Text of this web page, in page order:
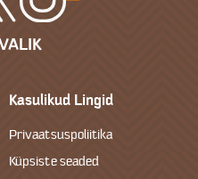
Kasulikud Lingid
Privaatsuspoliitika
Küpsiste seaded